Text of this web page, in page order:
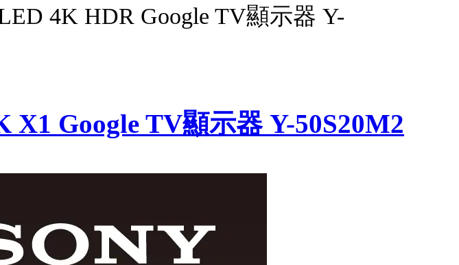
4K HDR Google TV顯示器 Y-
X1 Google TV顯示器 Y-50S20M2